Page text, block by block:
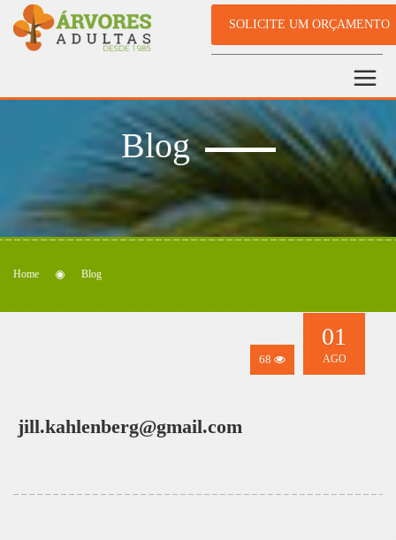
SOLICITE UM ORÇAMENTO
Blog
Home Blog
68
01
AGO
jill.kahlenberg@gmail.com